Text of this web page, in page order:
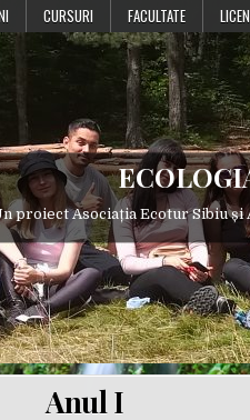
CURSURI FACULTATE
proiect Asociația Ecotur Sibiu și
Anul I